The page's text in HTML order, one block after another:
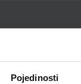
Pojedinosti
biraju..